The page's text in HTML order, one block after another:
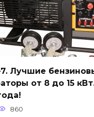
Лучшие
от 8 до 15
860